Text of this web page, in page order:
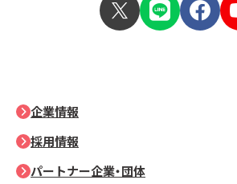
企業情報
採用情報
パートナー企業・団体